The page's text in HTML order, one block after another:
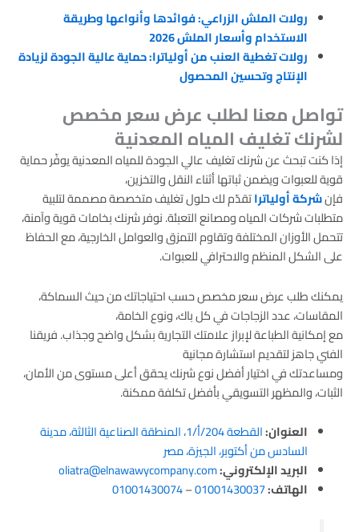
رولات الملش الزراعي: فوائدها وأنواعها وطريقة
الاستخدام وأسعار الملش 2026
رولات تغطية العنب من أولياترا: حماية عالية الجودة لزيادة
الإنتاج وتحسين المحصول
تواصل معنا لطلب عرض سعر مخصص
لشرنك تغليف المياه المعدنية
إذا كنت تبحث عن شرنك تغليف عالي الجودة للمياه المعدنية يوفّر حماية
قوية للعبوات ويضمن ثباتها أثناء النقل والتخزين،
فإنشركة أولياتراتقدّم لك حلول تغليف متخصصة مصممة لتلبية
متطلبات شركات المياه ومصانع التعبئة. نوفر شرنك بخامات قوية وآمنة،
تتحمل الأوزان المختلفة وتقاوم التمزق والعوامل الخارجية، مع الحفاظ
على الشكل المنظم والاحترافي للعبوات.
يمكنك طلب عرض سعر مخصص حسب احتياجاتك من حيث السماكة،
المقاسات، عدد الزجاجات في كل باك، ونوع الخامة،
مع إمكانية الطباعة لإبراز علامتك التجارية بشكل واضح وجذاب. فريقنا
الفني جاهز لتقديم استشارة مجانية
ومساعدتك في اختيار أفضل نوع شرنك يحقق أعلى مستوى من الأمان،
الثبات، والمظهر التسويقي بأفضل تكلفة ممكنة.
العنوان:
القطعة 204/أ/1، المنطقة الصناعية الثالثة، مدينة
السادس من أكتوبر، الجيزة، مصر
البريد الإلكتروني:oliatra@elnawawycompany.com
الهاتف:01001430037
–
01001430074